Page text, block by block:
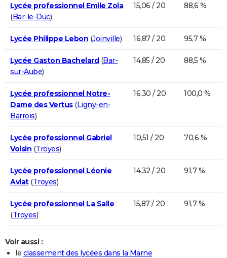
Lycée professionnel Emile Zola
(Bar-le-Duc)
15,06 / 20 88,6 %
Lycée Philippe Lebon (Joinville) 16,87 / 20 95,7 %
Lycée Gaston Bachelard(Bar-
sur-Aube)
14,85 / 20 88,5 %
Lycée professionnel Notre-
Dame des Vertus(Ligny-en-
Barrois)
16,30 / 20 100,0 %
Lycée professionnel Gabriel
Voisin (Troyes)
10,51 / 20 70,6 %
Lycée professionnel Léonie
Aviat(Troyes)
14,32 / 20 91,7 %
Lycée professionnel La Salle
(Troyes)
15,87 / 20 91,7 %
Voir aussi :
le classement des lycées dans la Marne